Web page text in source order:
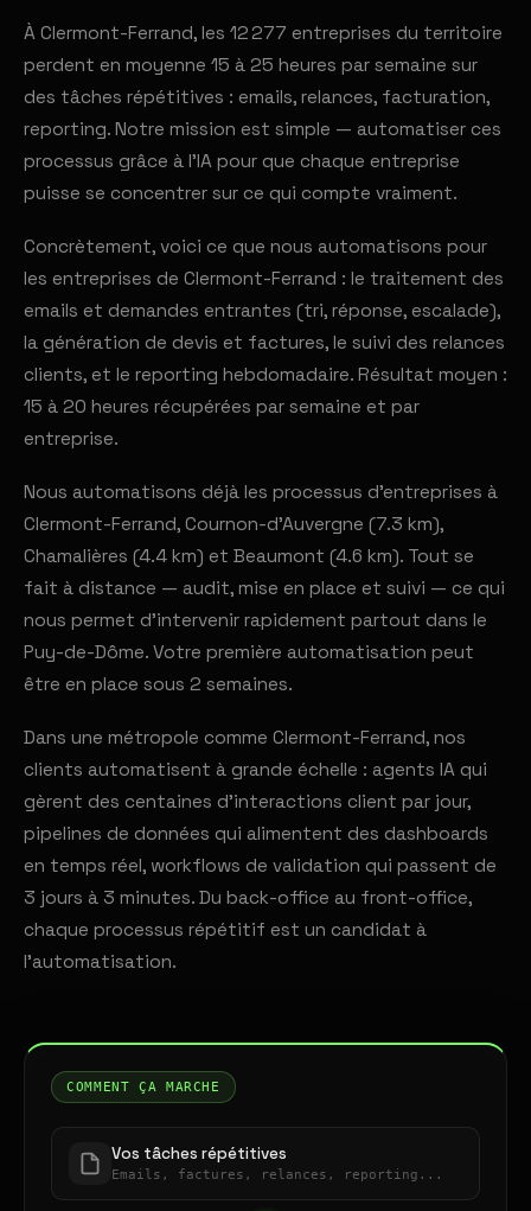
À Clermont-Ferrand, les 12 277 entreprises du territoire
perdent en moyenne 15 à 25 heures par semaine sur
des tâches répétitives : emails, relances, facturation,
reporting. Notre mission est simple — automatiser ces
processus grâce à l'IA pour que chaque entreprise
puisse se concentrer sur ce qui compte vraiment.
Concrètement, voici ce que nous automatisons pour
les entreprises de Clermont-Ferrand : le traitement des
emails et demandes entrantes (tri, réponse, escalade),
la génération de devis et factures, le suivi des relances
clients, et le reporting hebdomadaire. Résultat moyen :
15 à 20 heures récupérées par semaine et par
entreprise.
Nous automatisons déjà les processus d'entreprises à
Clermont-Ferrand, Cournon-d'Auvergne (7.3 km),
Chamalières (4.4 km) et Beaumont (4.6 km). Tout se
fait à distance — audit, mise en place et suivi — ce qui
nous permet d'intervenir rapidement partout dans le
Puy-de-Dôme. Votre première automatisation peut
être en place sous 2 semaines.
Dans une métropole comme Clermont-Ferrand, nos
clients automatisent à grande échelle : agents IA qui
gèrent des centaines d'interactions client par jour,
pipelines de données qui alimentent des dashboards
en temps réel, workflows de validation qui passent de
3 jours à 3 minutes. Du back-office au front-office,
chaque processus répétitif est un candidat à
l'automatisation.
COMMENT ÇA MARCHE
Vos tâches répétitives
Emails, factures, relances, reporting...